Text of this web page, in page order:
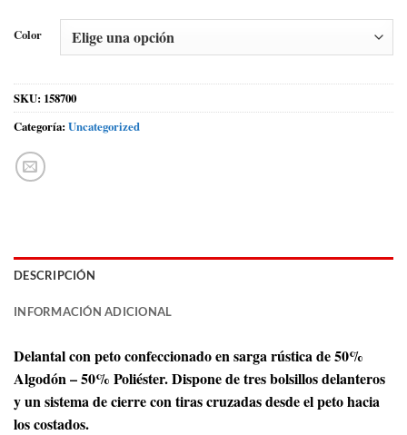
Color
SKU: 158700
Categoría: Uncategorized
DESCRIPCIÓN
INFORMACIÓN ADICIONAL
Delantal con peto confeccionado en sarga rústica de 50%
Algodón – 50% Poliéster. Dispone de tres bolsillos delanteros
y un sistema de cierre con tiras cruzadas desde el peto hacia
los costados.